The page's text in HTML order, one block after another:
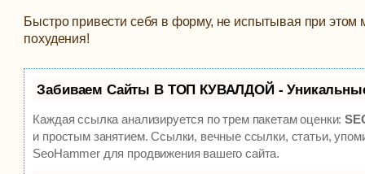
Быстро привести себя в форму, не испытывая при этом
похудения!
Забиваем Сайты В ТОП КУВАЛДОЙ -
Каждая ссылка анализируется по трем пакетам оценки:
и простым занятием. Ссылки, вечные ссылки, статьи,
SeoHammer для продвижения вашего сайта.